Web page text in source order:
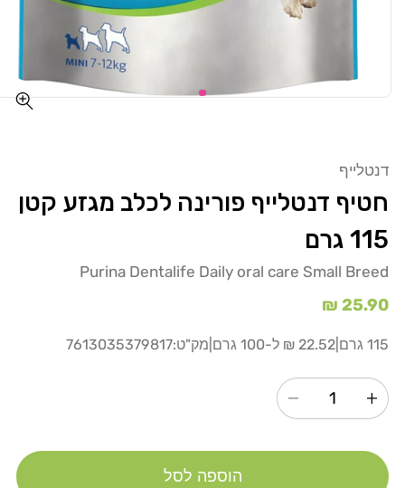
דנטלייף
חטיף דנטלייף פורינה לכלב מגזע קטן
115 גרם
Purina Dentalife Daily oral care Small Breed
מחיר
רגיל
25.90 ₪
115 גרם |22.52 ₪ ל-100 גרם מק"ט:7613035379817
הגדל
עבור
הקטנת
הוספה לסל